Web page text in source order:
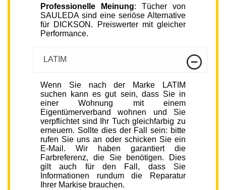
Professionelle Meinung: Tücher von
SAULEDA sind eine seriöse Alternative
für DICKSON. Preiswerter mit gleicher
Performance.
LATIM
Wenn Sie nach der Marke LATIM
suchen kann es gut sein, dass Sie in
einer Wohnung mit einem
Eigentümerverband wohnen und Sie
verpflichtet sind Ihr Tuch gleichfarbig zu
erneuern. Sollte dies der Fall sein: bitte
rufen Sie uns an oder schicken Sie ein
E-Mail. Wir haben garantiert die
Farbreferenz, die Sie benötigen. Dies
gilt auch für den Fall, dass Sie
Informationen rundum die Reparatur
Ihrer Markise brauchen.